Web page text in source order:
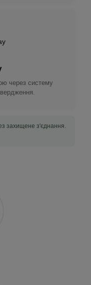
через систему
захищене з'єднання.